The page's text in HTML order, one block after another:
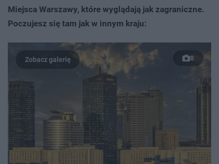
Miejsca Warszawy, które wyglądają jak zagraniczne.
Poczujesz się tam jak w innym kraju:
8